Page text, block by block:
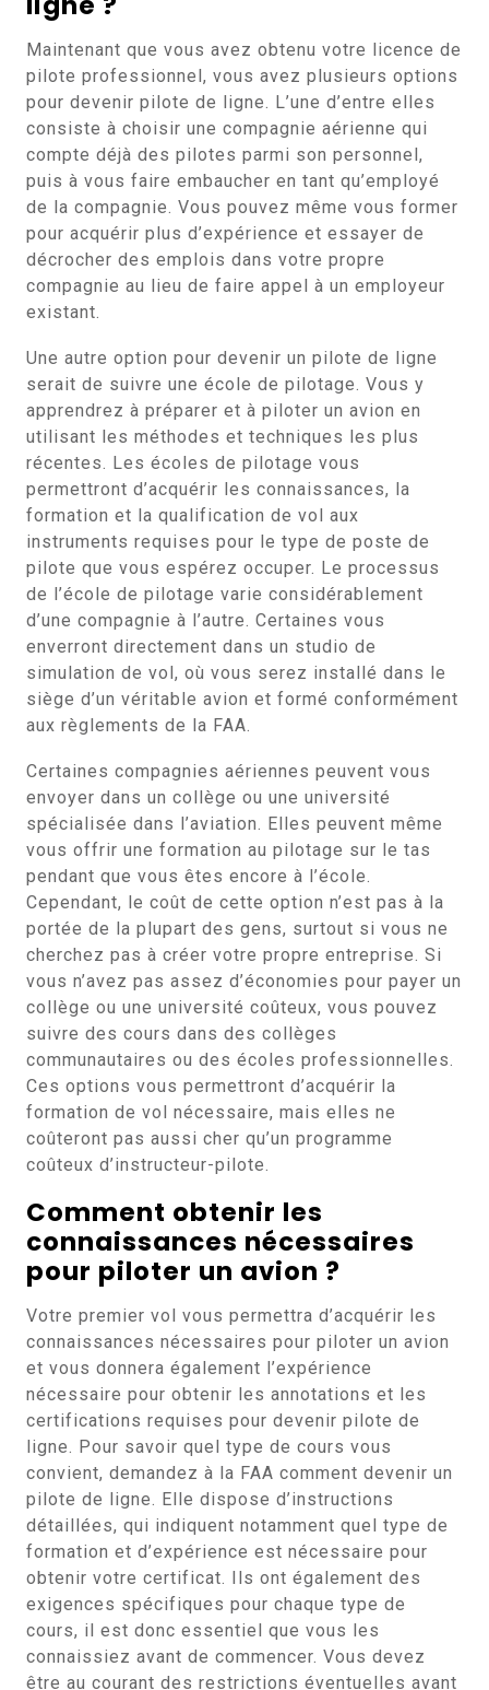
Maintenant que vous avez obtenu votre licence de
pilote professionnel, vous avez plusieurs options
pour devenir pilote de ligne. L’une d’entre elles
consiste à choisir une compagnie aérienne qui
compte déjà des pilotes parmi son personnel,
puis à vous faire embaucher en tant qu’employé
de la compagnie. Vous pouvez même vous former
pour acquérir plus d’expérience et essayer de
décrocher des emplois dans votre propre
compagnie au lieu de faire appel à un employeur
existant.
Une autre option pour devenir un pilote de ligne
serait de suivre une école de pilotage. Vous y
apprendrez à préparer et à piloter un avion en
utilisant les méthodes et techniques les plus
récentes. Les écoles de pilotage vous
permettront d’acquérir les connaissances, la
formation et la qualification de vol aux
instruments requises pour le type de poste de
pilote que vous espérez occuper. Le processus
de l’école de pilotage varie considérablement
d’une compagnie à l’autre. Certaines vous
enverront directement dans un studio de
simulation de vol, où vous serez installé dans le
siège d’un véritable avion et formé conformément
aux règlements de la FAA.
Certaines compagnies aériennes peuvent vous
envoyer dans un collège ou une université
spécialisée dans l’aviation. Elles peuvent même
vous offrir une formation au pilotage sur le tas
pendant que vous êtes encore à l’école.
Cependant, le coût de cette option n’est pas à la
portée de la plupart des gens, surtout si vous ne
cherchez pas à créer votre propre entreprise. Si
vous n’avez pas assez d’économies pour payer un
collège ou une université coûteux, vous pouvez
suivre des cours dans des collèges
communautaires ou des écoles professionnelles.
Ces options vous permettront d’acquérir la
formation de vol nécessaire, mais elles ne
coûteront pas aussi cher qu’un programme
coûteux d’instructeur-pilote.
Comment obtenir les
connaissances nécessaires
pour piloter un avion ?
Votre premier vol vous permettra d’acquérir les
connaissances nécessaires pour piloter un avion
et vous donnera également l’expérience
nécessaire pour obtenir les annotations et les
certifications requises pour devenir pilote de
ligne. Pour savoir quel type de cours vous
convient, demandez à la FAA comment devenir un
pilote de ligne. Elle dispose d’instructions
détaillées, qui indiquent notamment quel type de
formation et d’expérience est nécessaire pour
obtenir votre certificat. Ils ont également des
exigences spécifiques pour chaque type de
cours, il est donc essentiel que vous les
connaissiez avant de commencer. Vous devez
être au courant des restrictions éventuelles avant